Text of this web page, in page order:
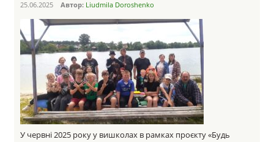
25.06.2025 Автор: Liudmila Doroshenko
У червні 2025 року у вишколах в рамках проєкту «Будь